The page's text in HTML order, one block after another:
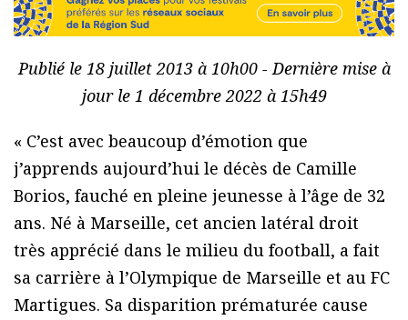
Publié le 18 juillet 2013 à 10h00 - Dernière mise à
jour le 1 décembre 2022 à 15h49
« C’est avec beaucoup d’émotion que
j’apprends aujourd’hui le décès de Camille
Borios, fauché en pleine jeunesse à l’âge de 32
ans. Né à Marseille, cet ancien latéral droit
très apprécié dans le milieu du football, a fait
sa carrière à l’Olympique de Marseille et au FC
Martigues. Sa disparition prématurée cause